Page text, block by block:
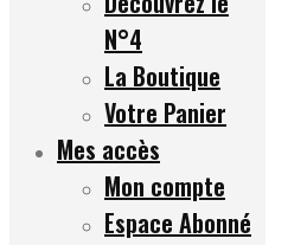
N°4
La Boutique
Votre Panier
Mes accès
Mon compte
Espace Abonné